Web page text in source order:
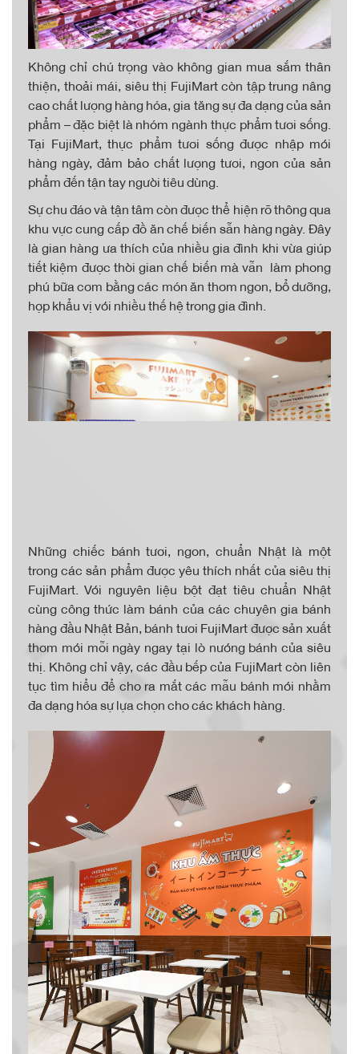
Không chỉ chú trọng vào không gian mua sắm thân
thiện, thoải mái, siêu thị FujiMart còn tập trung nâng
cao chất lượng hàng hóa, gia tăng sự đa dạng của sản
phẩm – đặc biệt là nhóm ngành thực phẩm tươi sống.
Tại FujiMart, thực phẩm tươi sống được nhập mới
hàng ngày, đảm bảo chất lượng tươi, ngon của sản
phẩm đến tận tay người tiêu dùng.
Sự chu đáo và tận tâm còn được thể hiện rõ thông qua
khu vực cung cấp đồ ăn chế biến sẵn hàng ngày. Đây
là gian hàng ưa thích của nhiều gia đình khi vừa giúp
tiết kiệm được thời gian chế biến mà vẫn làm phong
phú bữa cơm bằng các món ăn thơm ngon, bổ dưỡng,
hợp khẩu vị với nhiều thế hệ trong gia đình.
Những chiếc bánh tươi, ngon, chuẩn Nhật là một
trong các sản phẩm được yêu thích nhất của siêu thị
FujiMart. Với nguyên liệu bột đạt tiêu chuẩn Nhật
cùng công thức làm bánh của các chuyên gia bánh
hàng đầu Nhật Bản, bánh tươi FujiMart được sản xuất
thơm mới mỗi ngày ngay tại lò nướng bánh của siêu
thị. Không chỉ vậy, các đầu bếp của FujiMart còn liên
tục tìm hiểu để cho ra mắt các mẫu bánh mới nhằm
đa dạng hóa sự lựa chọn cho các khách hàng.